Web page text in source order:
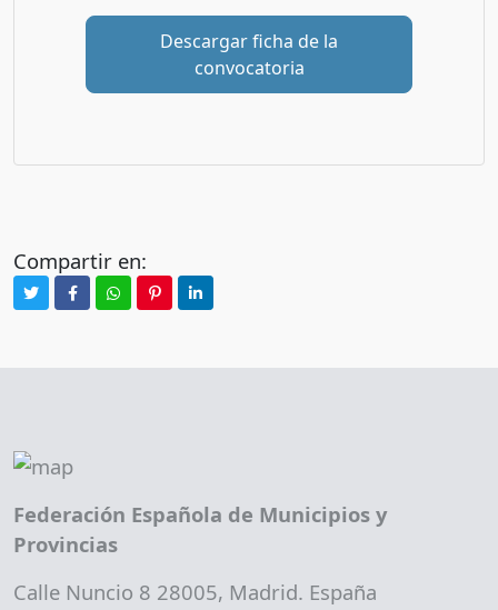
Descargar ficha de la
convocatoria
Compartir en:
Federación Española de Municipios y
Provincias
Calle Nuncio 8 28005, Madrid. España